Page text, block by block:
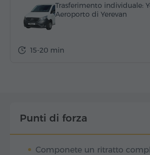
Trasferimento individuale:
Aeroporto di Yerevan
15-20 min
Punti di forza
Componete un ritratto